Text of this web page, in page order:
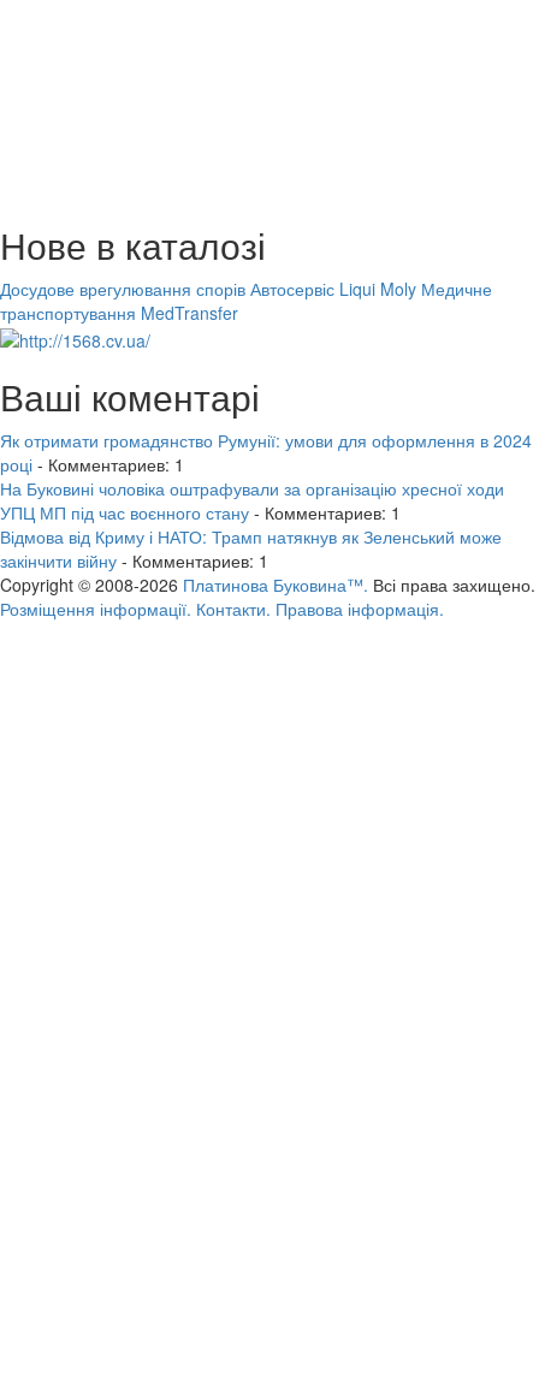
Нове в каталозі
Досудове врегулювання спорів Автосервіс Liqui Moly Медичне
транспортування MedTransfer
Ваші коментарі
Як отримати громадянство Румунії: умови для оформлення в 2024
році - Комментариев: 1
На Буковині чоловіка оштрафували за організацію хресної ходи
УПЦ МП під час воєнного стану - Комментариев: 1
Відмова від Криму і НАТО: Трамп натякнув як Зеленський може
закінчити війну - Комментариев: 1
Copyright © 2008-2026 Платинова Буковина™. Всі права захищено.
Розміщення інформації. Контакти. Правова інформація.